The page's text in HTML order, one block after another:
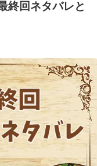
終回ネタバレと